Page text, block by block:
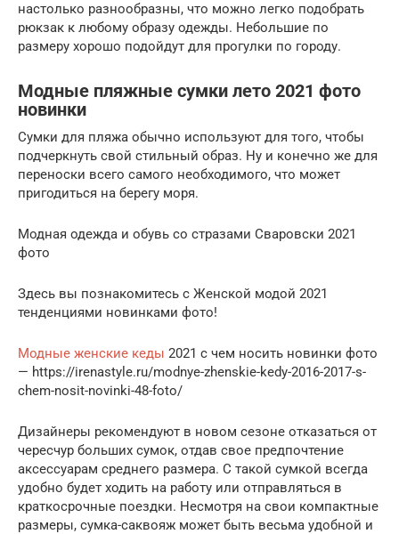
настолько разнообразны, что можно легко подобрать
рюкзак к любому образу одежды. Небольшие по
размеру хорошо подойдут для прогулки по городу.
Модные пляжные сумки лето 2021 фото
новинки
Сумки для пляжа обычно используют для того, чтобы
подчеркнуть свой стильный образ. Ну и конечно же для
переноски всего самого необходимого, что может
пригодиться на берегу моря.
Модная одежда и обувь со стразами Сваровски 2021
фото
Здесь вы познакомитесь с Женской модой 2021
тенденциями новинками фото!
Модные женские кеды 2021 с чем носить новинки фото
— https://irenastyle.ru/modnye-zhenskie-kedy-2016-2017-s-
chem-nosit-novinki-48-foto/
Дизайнеры рекомендуют в новом сезоне отказаться от
чересчур больших сумок, отдав свое предпочтение
аксессуарам среднего размера. С такой сумкой всегда
удобно будет ходить на работу или отправляться в
краткосрочные поездки. Несмотря на свои компактные
размеры, сумка-саквояж может быть весьма удобной и